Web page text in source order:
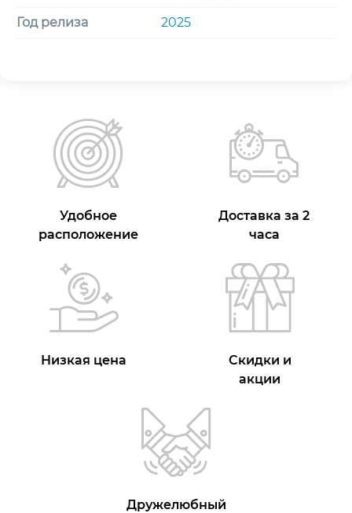
Год релиза 2025
Удобное
расположение
Доставка за 2
часа
Низкая цена
Скидки и
акции
Дружелюбный